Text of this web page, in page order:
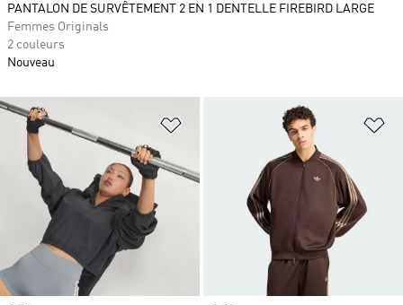
Ajouter à la Liste de produits
PANTALON DE SURVÊTEMENT 2 EN 1 DENTELLE FIREBIRD LARGE
Femmes Originals
2 couleurs
Nouveau